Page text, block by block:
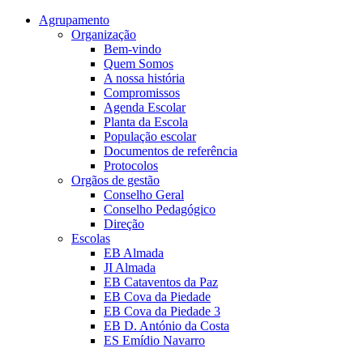
Agrupamento
Organização
Bem-vindo
Quem Somos
A nossa história
Compromissos
Agenda Escolar
Planta da Escola
População escolar
Documentos de referência
Protocolos
Orgãos de gestão
Conselho Geral
Conselho Pedagógico
Direção
Escolas
EB Almada
JI Almada
EB Cataventos da Paz
EB Cova da Piedade
EB Cova da Piedade 3
EB D. António da Costa
ES Emídio Navarro